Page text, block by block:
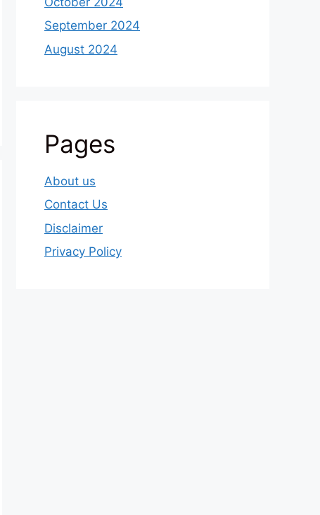
September 2024
August 2024
Pages
About us
Contact Us
Disclaimer
Privacy Policy